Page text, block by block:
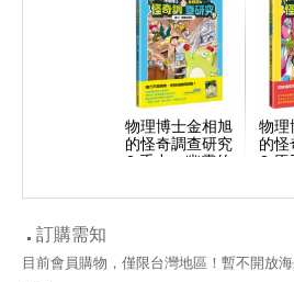
物理博士金相旭
的怪奇調查研究
2 重力：幽靈的
物理原形收藏閃
物理
的怪
3 原
書附
訂購需知
目前會員購物，僅限台灣地區！暫不開放